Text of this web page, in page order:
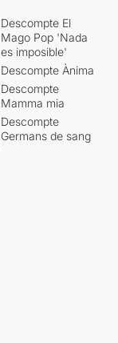
Descompte El
Mago Pop 'Nada
es imposible'
Descompte Ànima
Descompte
Mamma mia
Descompte
Germans de sang